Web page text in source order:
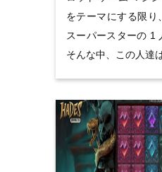
をテーマにする限り
スーパースターの 1
そんな中、この人達